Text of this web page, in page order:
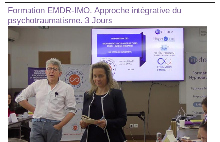
Formation EMDR-IMO. Approche intégrative du
psychotraumatisme. 3 Jours